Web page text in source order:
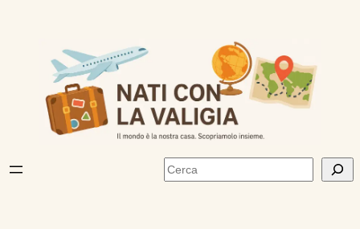
contenuto
Cerca